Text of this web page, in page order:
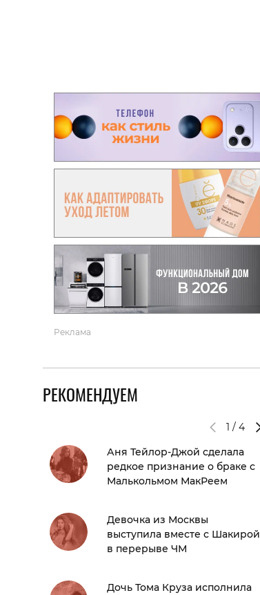
Реклама
РЕКОМЕНДУЕМ
1 /4
Аня Тейлор-Джой сделала
редкое признание о браке с
Малькольмом МакРеем
Девочка из Москвы
выступила вместе с Шакирой
в перерыве ЧМ
Дочь Тома Круза исполнила